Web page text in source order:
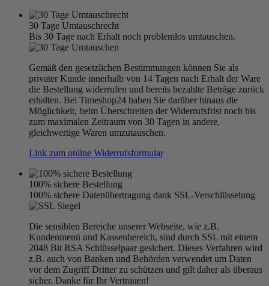
30 Tage Umtauschrecht
Bis 30 Tage nach Erhalt noch problemlos umtauschen.
Gemäß den gesetzlichen Bestimmungen können Sie als
privater Kunde innerhalb von 14 Tagen nach Erhalt der Ware
die Bestellung widerrufen und bereits bezahlte Beträge zurück
erhalten. Bei Timeshop24 haben Sie darüber hinaus die
Möglichkeit, beim Überschreiten der Widerrufsfrist noch bis
zum maximalen Zeitraum von 30 Tagen in andere,
gleichwertige Waren umzutauschen.
Link zum online Widerrufsformular
100% sichere Bestellung
100% sichere Datenübertragung dank SSL-Verschlüsselung
Die sensiblen Bereiche unserer Webseite, wie z.B.
Kundenmenü und Kassenbereich, sind durch SSL mit einem
2048 Bit RSA Schlüsselpaar gesichert. Dieses Verfahren wird
z.B. auch von Banken und Behörden verwendet um Daten
vor dem Zugriff Dritter zu schützen und gilt daher als überaus
sicher. Danke für Ihr Vertrauen!